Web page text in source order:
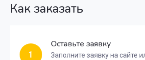
Как заказать
1
Оставьте заявку
Заполните заявку на сайте